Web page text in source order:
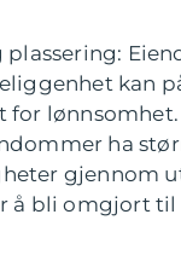
plassering:
kan
for lønnsomhet.
ha
gjennom
å bli omgjort til